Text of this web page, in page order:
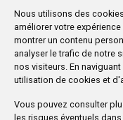
Nous utilisons des
améliorer votre
montrer un contenu
analyser le trafic de notre
nos visiteurs. En
utilisation de cookies et
Vous pouvez consulter
les risques éventuels
Plaza
947
CONTACTO |
CANAL DE